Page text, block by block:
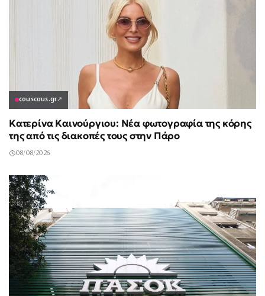
couscous.gr↗
Κατερίνα Καινούργιου: Νέα φωτογραφία της κόρης
της από τις διακοπές τους στην Πάρο
08/08/2026